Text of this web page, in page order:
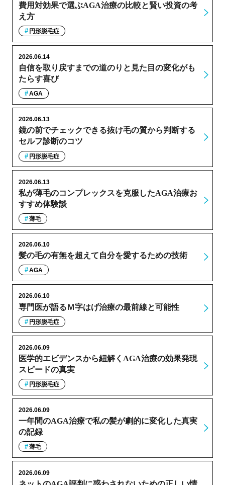
費用対効果で選ぶAGA治療の比較と賢い投資の考
え方
円形脱毛症
自信を取り戻すまでの道のりと見た目の変化がも
たらす喜び
2026.06.14
AGA
鏡の前でチェックできる抜け毛の質から判断する
セルフ診断のコツ
2026.06.13
円形脱毛症
私が薄毛のコンプレックスを克服したAGA治療お
すすめ体験談
2026.06.13
薄毛
髪の毛の有無を超えて自分を愛するための技術
2026.06.10
AGA
専門医が語るＭ字はげ治療の最前線と可能性
2026.06.10
円形脱毛症
医学的エビデンスから紐解くAGA治療の効果発現
スピードの真実
2026.06.09
円形脱毛症
一年間のAGA治療で私の髪が劇的に変化した真実
の記録
2026.06.09
薄毛
2026.06.09